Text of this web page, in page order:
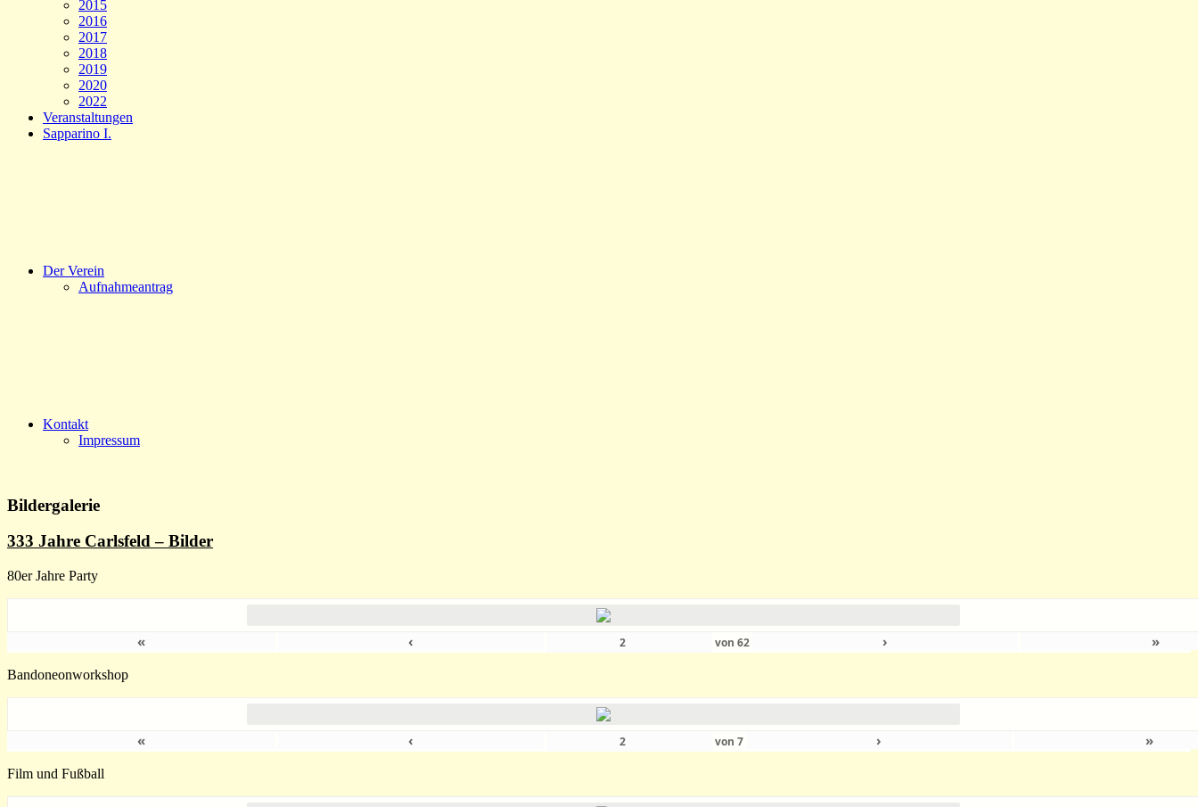
2015
2016
2017
2018
2019
2020
2022
Veranstaltungen
Sapparino I.
Der Verein
Aufnahmeantrag
Kontakt
Impressum
Bildergalerie
333 Jahre Carlsfeld – Bilder
80er Jahre Party
« ‹ von62 › »
Bandoneonworkshop
« ‹ von7 › »
Film und Fußball